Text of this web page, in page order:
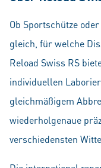
Ob Sportschütze
gleich, für welche
Reload Swiss RS
individuellen
gleichmäßigem
wiederholgenaue
verschiedensten